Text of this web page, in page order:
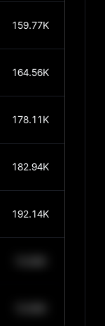
159.77K
164.56K
178.11K
182.94K
192.14K